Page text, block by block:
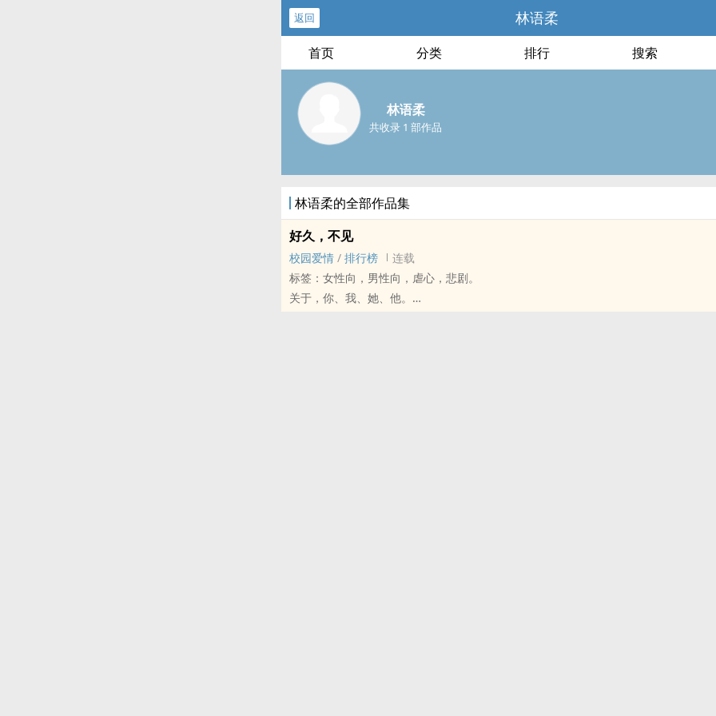
返回 林语柔
首页 分类 排行 搜索
林语柔
共收录 1 部作品
林语柔的全部作品集
好久，不见
校园爱情 / 排行榜
连载
标签：女性向，男性向，虐心，悲剧。
关于，你、我、她、他。